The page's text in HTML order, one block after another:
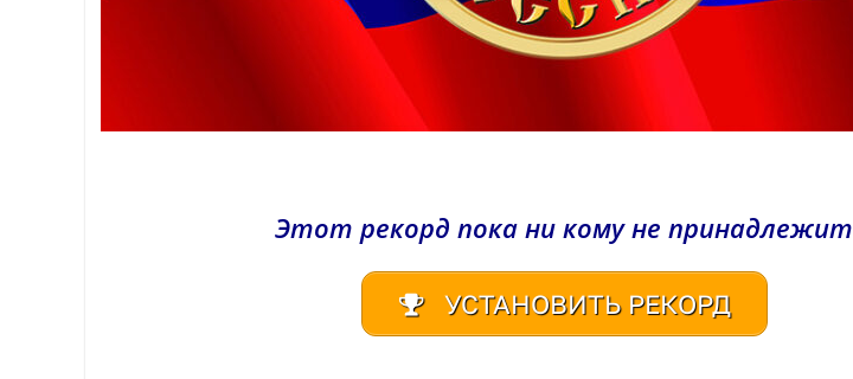
Этот рекорд пока ни кому не принадлежит
УСТАНОВИТЬ РЕКОРД